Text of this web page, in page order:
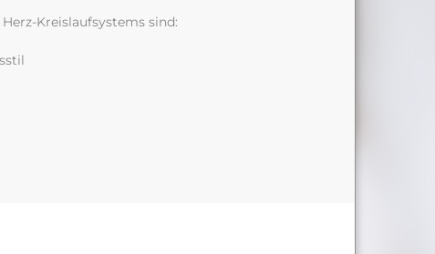
Kreislaufsystems sind: